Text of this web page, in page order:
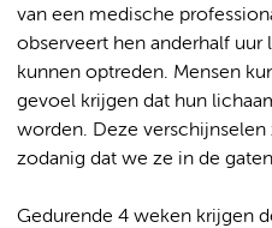
van een medische
observeert hen anderhalf
kunnen optreden. Mensen
gevoel krijgen dat hun
worden. Deze
zodanig dat we ze in de
Gedurende 4 weken krijgen